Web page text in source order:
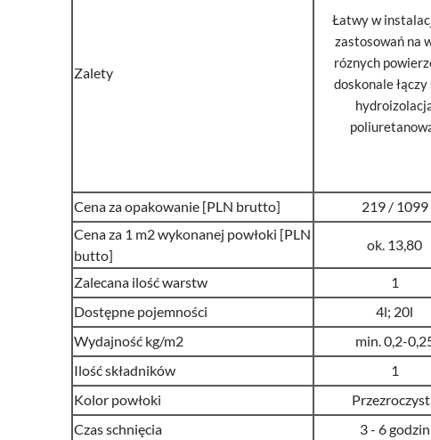
Zalety
Łatwy w
zastosowań na
róznych
doskonale łączy
Cena za opakowanie [PLN brutto] 219 / 1099
Cena za 1 m2 wykonanej powłoki [PLN
butto]
ok. 13,80
Zalecana ilość warstw 1
Dostępne pojemności
4l; 20l
Wydajność kg/m2
min. 0,2-
Ilość składników
1
Kolor powłoki
Czas schnięcia
3 - 6 godzin